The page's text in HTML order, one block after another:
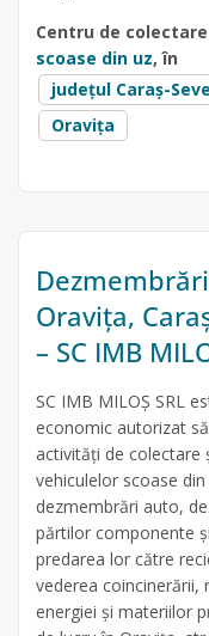
Centru de colectare
scoase din uz, în
județul Caraș-
Oravița
Oravița,
– SC IMB
SC IMB MILOŞ SRL
economic autorizat
activităţi de colectare
vehiculelor scoase din
dezmembrări auto,
părtilor componente
predarea lor către
vederea coincinerării,
energiei și materiilor